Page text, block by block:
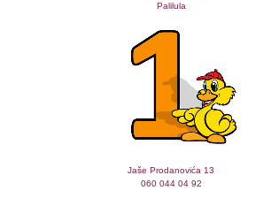
Palilula
Jaše Prodanovića 13
060 044 04 92